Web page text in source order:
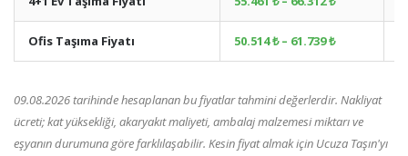
Ofis Taşıma Fiyatı 50.514 ₺ – 61.739 ₺
09.08.2026 tarihinde hesaplanan bu fiyatlar tahmini değerlerdir. Nakliyat
ücreti; kat yüksekliği, akaryakıt maliyeti, ambalaj malzemesi miktarı ve
eşyanın durumuna göre farklılaşabilir. Kesin fiyat almak için Ucuza Taşın'yı